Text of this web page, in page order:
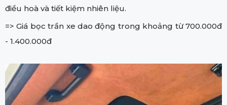
điều hoà và tiết kiệm nhiên liệu.
=> Giá bọc trần xe dao động trong khoảng từ 700.000đ
- 1.400.000đ